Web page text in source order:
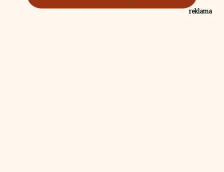
reklama